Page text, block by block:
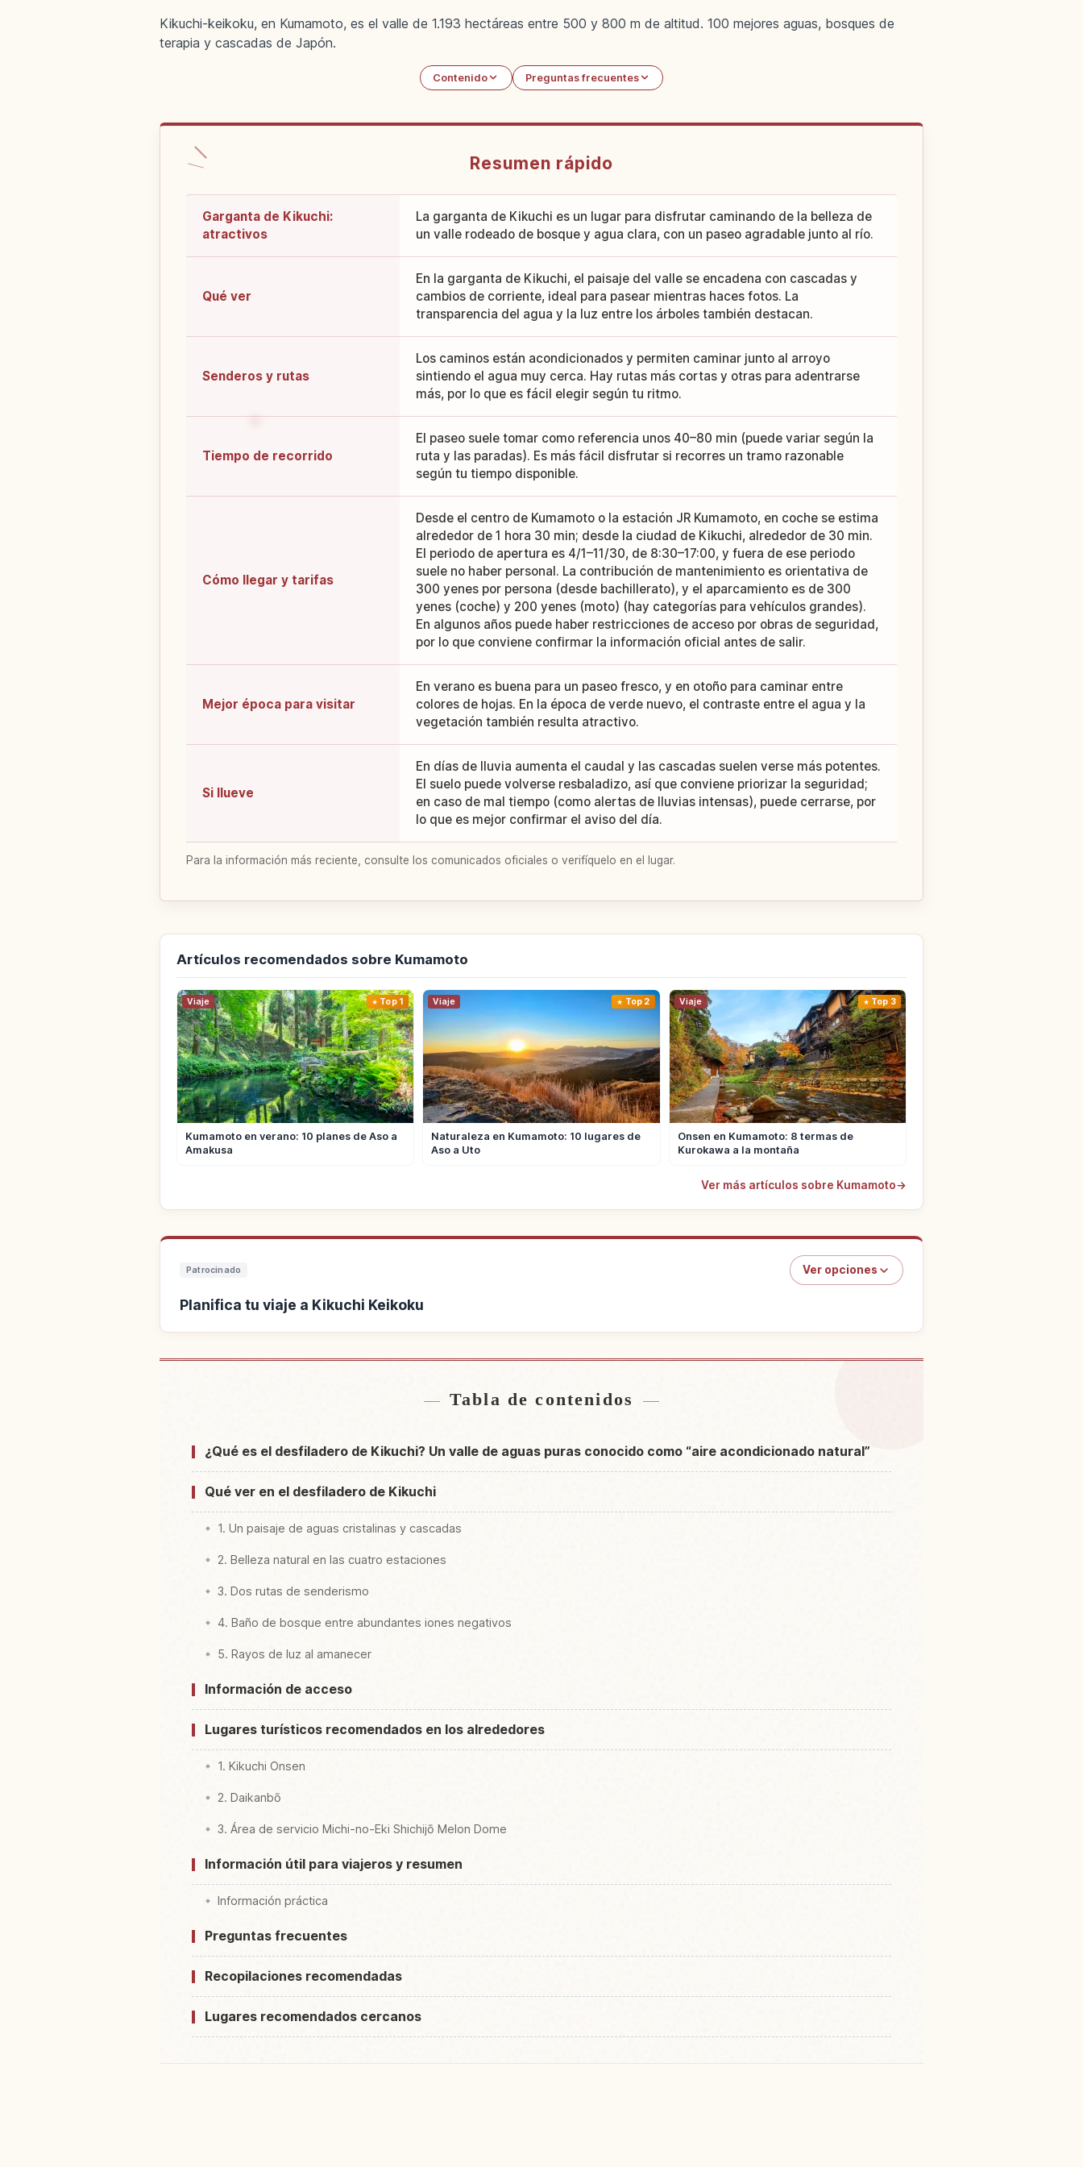
Kikuchi-keikoku, en Kumamoto, es el valle de 1.193 hectáreas entre 500 y 800 m de altitud. 100 mejores aguas, bosques de
terapia y cascadas de Japón.
Contenido Preguntas frecuentes
Resumen rápido
Garganta de Kikuchi:
atractivos
La garganta de Kikuchi es un lugar para disfrutar caminando de la belleza de
un valle rodeado de bosque y agua clara, con un paseo agradable junto al río.
Qué ver
En la garganta de Kikuchi, el paisaje del valle se encadena con cascadas y
cambios de corriente, ideal para pasear mientras haces fotos. La
transparencia del agua y la luz entre los árboles también destacan.
Senderos y rutas
Los caminos están acondicionados y permiten caminar junto al arroyo
sintiendo el agua muy cerca. Hay rutas más cortas y otras para adentrarse
más, por lo que es fácil elegir según tu ritmo.
Tiempo de recorrido
El paseo suele tomar como referencia unos 40–80 min (puede variar según la
ruta y las paradas). Es más fácil disfrutar si recorres un tramo razonable
según tu tiempo disponible.
Cómo llegar y tarifas
Desde el centro de Kumamoto o la estación JR Kumamoto, en coche se estima
alrededor de 1 hora 30 min; desde la ciudad de Kikuchi, alrededor de 30 min.
El periodo de apertura es 4/1–11/30, de 8:30–17:00, y fuera de ese periodo
suele no haber personal. La contribución de mantenimiento es orientativa de
300 yenes por persona (desde bachillerato), y el aparcamiento es de 300
yenes (coche) y 200 yenes (moto) (hay categorías para vehículos grandes).
En algunos años puede haber restricciones de acceso por obras de seguridad,
por lo que conviene confirmar la información oficial antes de salir.
Mejor época para visitar
En verano es buena para un paseo fresco, y en otoño para caminar entre
colores de hojas. En la época de verde nuevo, el contraste entre el agua y la
vegetación también resulta atractivo.
Si llueve
En días de lluvia aumenta el caudal y las cascadas suelen verse más potentes.
El suelo puede volverse resbaladizo, así que conviene priorizar la seguridad;
en caso de mal tiempo (como alertas de lluvias intensas), puede cerrarse, por
lo que es mejor confirmar el aviso del día.
Para la información más reciente, consulte los comunicados oficiales o verifíquelo en el lugar.
Artículos recomendados sobre Kumamoto
Viaje Top 1
Kumamoto en verano: 10 planes de Aso a
Amakusa
Viaje Top 2
Naturaleza en Kumamoto: 10 lugares de
Aso a Uto
Viaje Top 3
Onsen en Kumamoto: 8 termas de
Kurokawa a la montaña
Ver más artículos sobre Kumamoto→
Patrocinado Ver opciones
Planifica tu viaje a Kikuchi Keikoku
Tabla de contenidos
¿Qué es el desfiladero de Kikuchi? Un valle de aguas puras conocido como “aire acondicionado natural”
Qué ver en el desfiladero de Kikuchi
1. Un paisaje de aguas cristalinas y cascadas
2. Belleza natural en las cuatro estaciones
3. Dos rutas de senderismo
4. Baño de bosque entre abundantes iones negativos
5. Rayos de luz al amanecer
Información de acceso
Lugares turísticos recomendados en los alrededores
1. Kikuchi Onsen
2. Daikanbō
3. Área de servicio Michi-no-Eki Shichijō Melon Dome
Información útil para viajeros y resumen
Información práctica
Preguntas frecuentes
Recopilaciones recomendadas
Lugares recomendados cercanos